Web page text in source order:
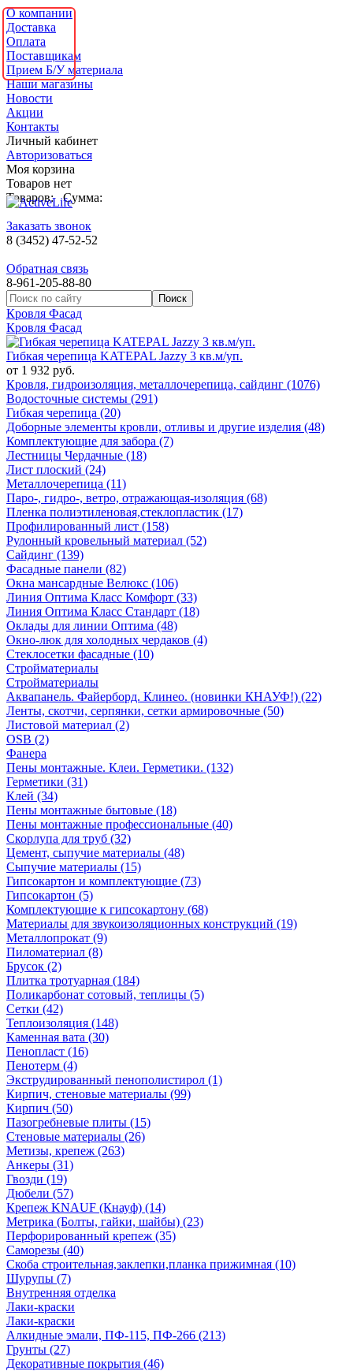
О компании
Доставка
Оплата
Поставщикам
Прием Б/У материала
Наши магазины
Новости
Акции
Контакты
Личный кабинет
Авторизоваться
Моя корзина
Товаров нет
Товаров: Сумма:
Заказать звонок
8 (3452) 47-52-52
Обратная связь
8-961-205-88-80
Кровля Фасад
Кровля Фасад
Гибкая черепица KATEPAL Jazzy 3 кв.м/уп.
от 1 932 руб.
Кровля, гидроизоляция, металлочерепица, сайдинг (1076)
Водосточные системы (291)
Гибкая черепица (20)
Доборные элементы кровли, отливы и другие изделия (48)
Комплектующие для забора (7)
Лестницы Чердачные (18)
Лист плоский (24)
Металлочерепица (11)
Паро-, гидро-, ветро, отражающая-изоляция (68)
Пленка полиэтиленовая,стеклопластик (17)
Профилированный лист (158)
Рулонный кровельный материал (52)
Сайдинг (139)
Фасадные панели (82)
Окна мансардные Велюкс (106)
Линия Оптима Класс Комфорт (33)
Линия Оптима Класс Стандарт (18)
Оклады для линии Оптима (48)
Окно-люк для холодных чердаков (4)
Стеклосетки фасадные (10)
Стройматериалы
Стройматериалы
Аквапанель. Файерборд. Клинео. (новинки КНАУФ!) (22)
Ленты, скотчи, серпянки, сетки армировочные (50)
Листовой материал (2)
OSB (2)
Фанера
Пены монтажные. Клеи. Герметики. (132)
Герметики (31)
Клей (34)
Пены монтажные бытовые (18)
Пены монтажные профессиональные (40)
Скорлупа для труб (32)
Цемент, сыпучие материалы (48)
Сыпучие материалы (15)
Гипсокартон и комплектующие (73)
Гипсокартон (5)
Комплектующие к гипсокартону (68)
Материалы для звукоизоляционных конструкций (19)
Металлопрокат (9)
Пиломатериал (8)
Брусок (2)
Плитка тротуарная (184)
Поликарбонат сотовый, теплицы (5)
Сетки (42)
Теплоизоляция (148)
Каменная вата (30)
Пенопласт (16)
Пенотерм (4)
Экструдированный пенополистирол (1)
Кирпич, стеновые материалы (99)
Кирпич (50)
Пазогребневые плиты (15)
Стеновые материалы (26)
Метизы, крепеж (263)
Анкеры (31)
Гвозди (19)
Дюбели (57)
Крепеж KNAUF (Кнауф) (14)
Метрика (Болты, гайки, шайбы) (23)
Перфорированный крепеж (35)
Саморезы (40)
Скоба строительная,заклепки,планка прижимная (10)
Шурупы (7)
Внутренняя отделка
Лаки-краски
Лаки-краски
Алкидные эмали, ПФ-115, ПФ-266 (213)
Грунты (27)
Декоративные покрытия (46)